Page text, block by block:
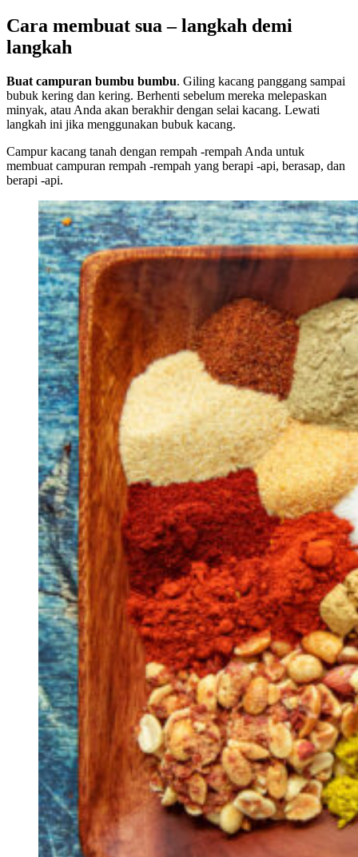
Cara membuat sua – langkah demi
langkah
Buat campuran bumbu bumbu. Giling kacang panggang sampai
bubuk kering dan kering. Berhenti sebelum mereka melepaskan
minyak, atau Anda akan berakhir dengan selai kacang. Lewati
langkah ini jika menggunakan bubuk kacang.
Campur kacang tanah dengan rempah -rempah Anda untuk
membuat campuran rempah -rempah yang berapi -api, berasap, dan
berapi -api.